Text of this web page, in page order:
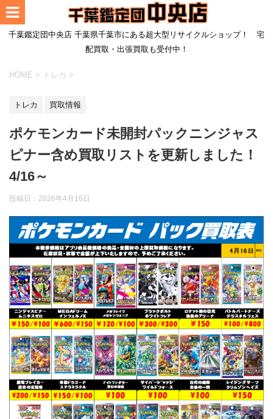
千葉鑑定団中央店 千葉県千葉市にある超大型リサイクルショップ！ 宅
配買取・出張買取も受付中！
HOME > トレカ >
トレカ 買取情報
ポケモンカード未開封パックニンジャス
ピナー含め買取リストを更新しました！
4/16～
投稿日： 2026年4月16日